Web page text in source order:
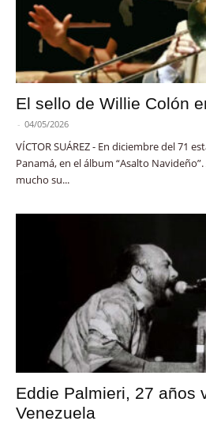
El sello de Willie Colón
- 04/05/2026
VÍCTOR SUÁREZ - En diciembre del 71
Panamá, en el álbum “Asalto
mucho su...
Eddie Palmieri, 27 años
Venezuela